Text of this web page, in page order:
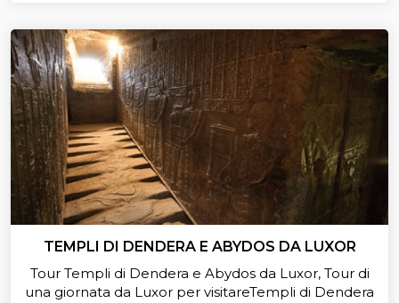
TEMPLI DI DENDERA E ABYDOS DA LUXOR
Tour Templi di Dendera e Abydos da Luxor, Tour di
una giornata da Luxor per visitareTempli di Dendera